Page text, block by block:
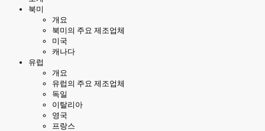
북미
개요
북미의 주요 제조업체
미국
캐나다
유럽
개요
유럽의 주요 제조업체
독일
이탈리아
영국
프랑스